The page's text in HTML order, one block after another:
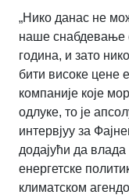
„Нико данас не
наше снабдевање
година, и зато
бити високе цене
компаније које
одлуке, то је
интервјуу за
додајући да
енергетске
климатском